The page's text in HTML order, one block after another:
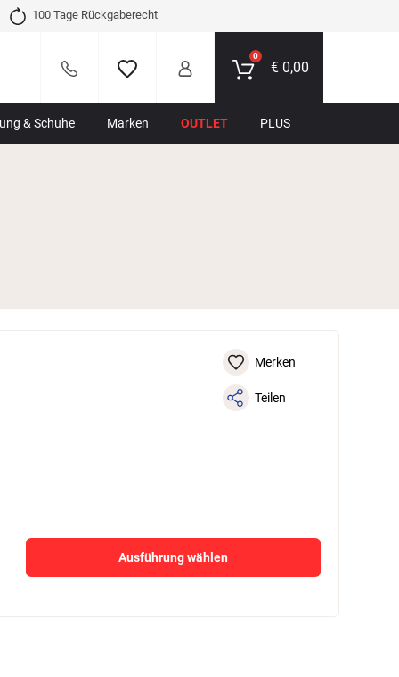
100 Tage Rückgaberecht
0
€0,00
& Schuhe Marken OUTLET PLUS
Merken
Teilen
Ausführung wählen